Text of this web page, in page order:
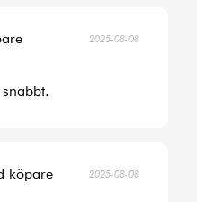
2025-08-08
köpare 2025-08-08